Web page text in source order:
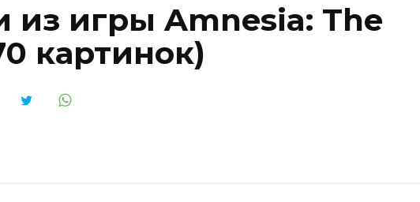
из игры Amnesia: The
картинок)